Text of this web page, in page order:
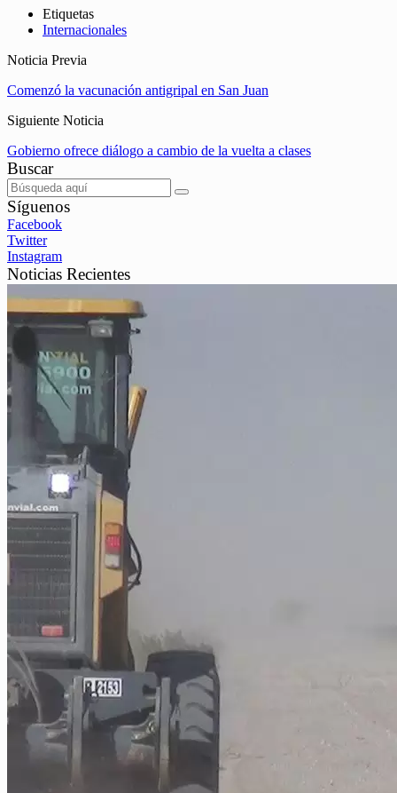
Etiquetas
Internacionales
Noticia Previa
Comenzó la vacunación antigripal en San Juan
Siguiente Noticia
Gobierno ofrece diálogo a cambio de la vuelta a clases
Buscar
Síguenos
Facebook
Twitter
Instagram
Noticias Recientes